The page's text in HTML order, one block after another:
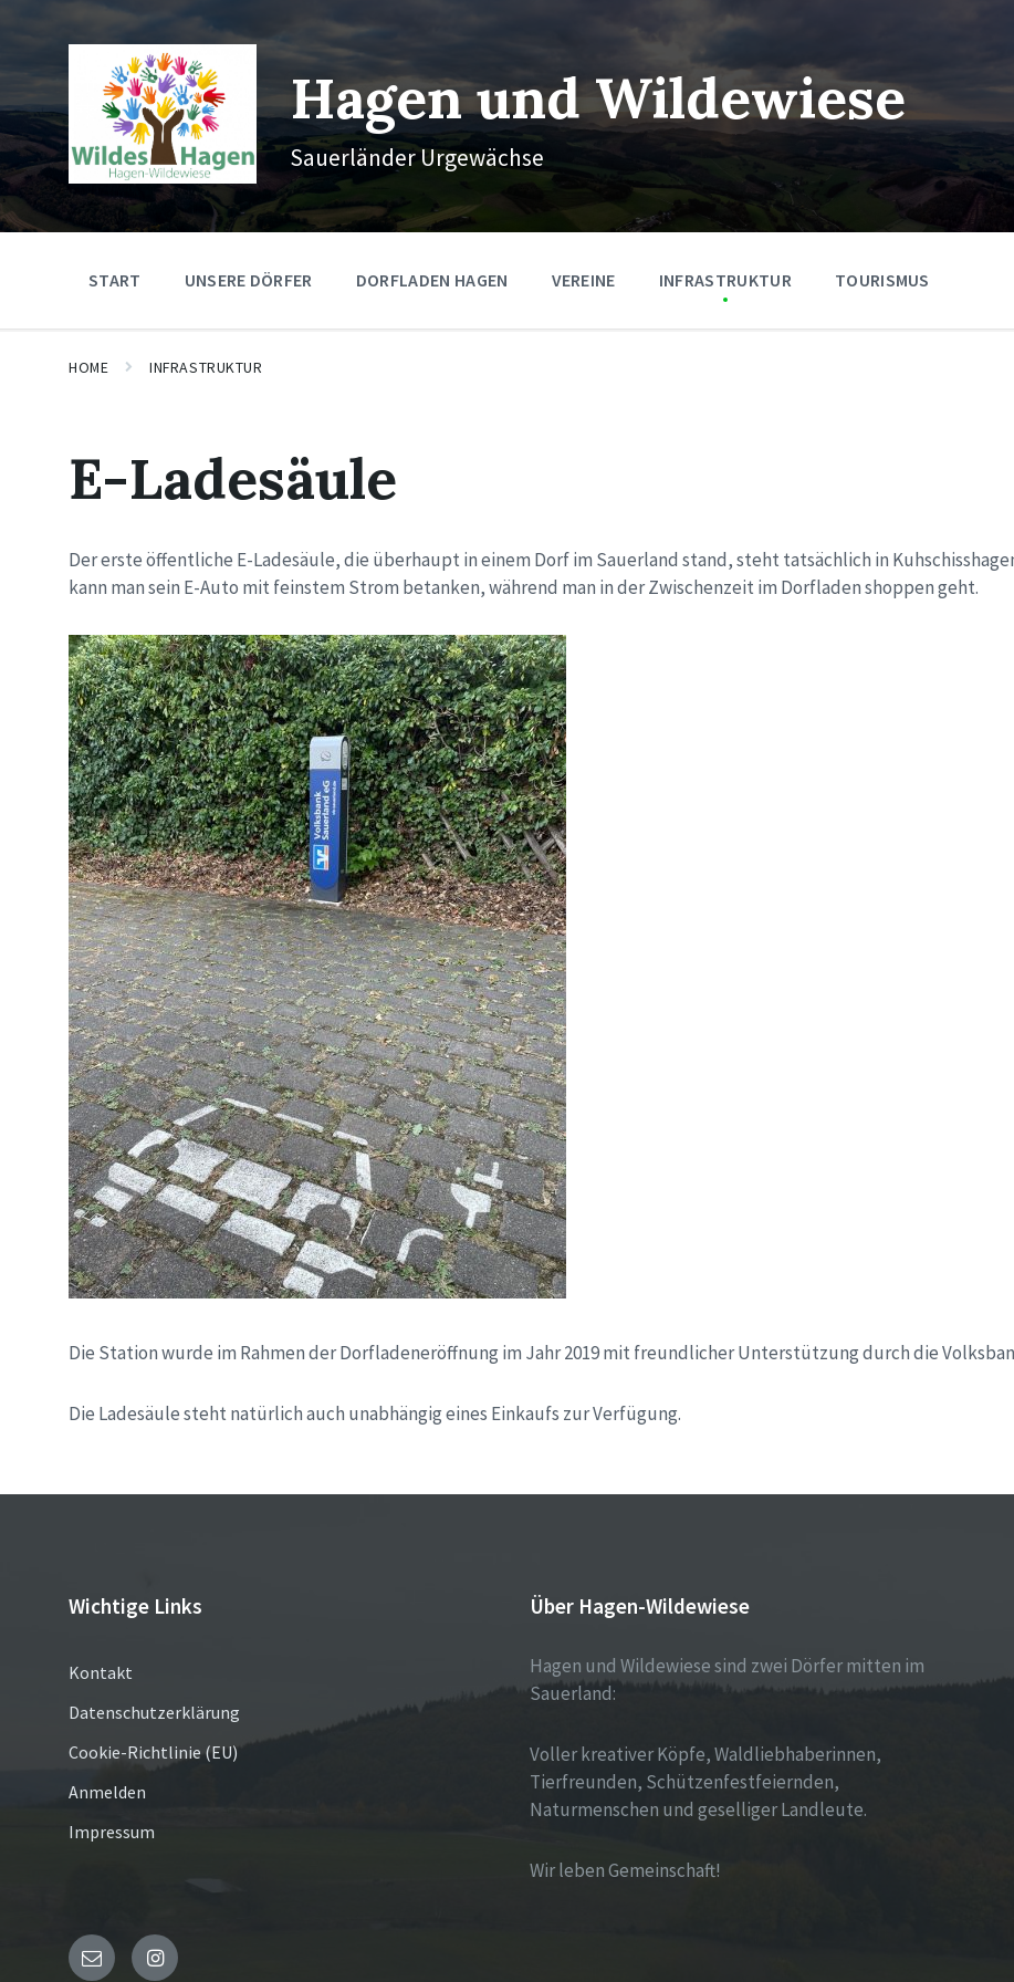
navigation
Hagen und Wildewiese
Sauerländer Urgewächse
START UNSERE DÖRFER DORFLADEN HAGEN VEREINE INFRASTRUKTUR TOURISMUS
HOME INFRASTRUKTUR
E-Ladesäule
Der erste öffentliche E-Ladesäule, die überhaupt in einem Dorf im Sauerland stand, steht tatsächlich in
kann man sein E-Auto mit feinstem Strom betanken, während man in der Zwischenzeit im Dorfladen shoppen geht.
Die Station wurde im Rahmen der Dorfladeneröffnung im Jahr 2019 mit freundlicher Unterstützung durch die
Die Ladesäule steht natürlich auch unabhängig eines Einkaufs zur Verfügung.
Wichtige Links
Kontakt
Datenschutzerklärung
Cookie-Richtlinie (EU)
Anmelden
Impressum
Über Hagen-Wildewiese
Hagen und Wildewiese sind zwei Dörfer mitten im
Sauerland:
Voller kreativer Köpfe, Waldliebhaberinnen,
Tierfreunden, Schützenfestfeiernden,
Naturmenschen und geselliger Landleute.
Wir leben Gemeinschaft!
E- Instagram